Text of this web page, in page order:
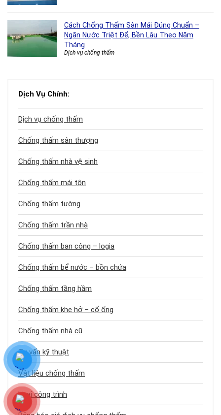
Cách Chống Thấm Sàn Mái Đúng Chuẩn –
Ngăn Nước Triệt Để, Bền Lâu Theo Năm
Tháng
Dịch vụ chống thấm
Dịch Vụ Chính:
Dịch vụ chống thấm
Chống thấm sân thượng
Chống thấm nhà vệ sinh
Chống thấm mái tôn
Chống thấm tường
Chống thấm trần nhà
Chống thấm ban công – logia
Chống thấm bể nước – bồn chứa
Chống thấm tầng hầm
Chống thấm khe hở – cổ ống
Chống thấm nhà cũ
Tư vấn kỹ thuật
Vật liệu chống thấm
Loại công trình